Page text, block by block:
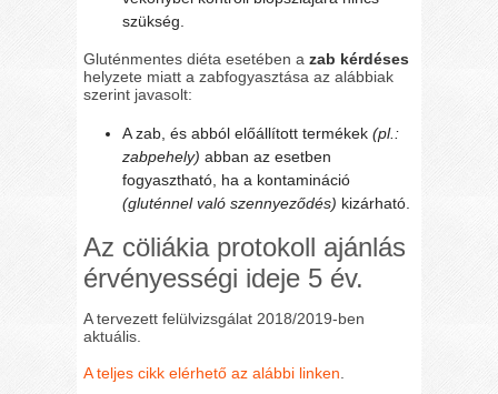
szükség.
Gluténmentes diéta esetében azab kérdéses
helyzete miatt a zabfogyasztása az alábbiak
szerint javasolt:
A zab, és abból előállított termékek (pl.:
zabpehely) abban az esetben
fogyasztható, ha a kontamináció
(gluténnel való szennyeződés) kizárható.
Az cöliákia protokoll ajánlás
érvényességi ideje 5 év.
A tervezett felülvizsgálat 2018/2019-ben
aktuális.
A teljes cikk elérhető az alábbi linken